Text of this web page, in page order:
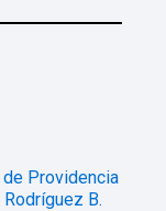
de Providencia
B.